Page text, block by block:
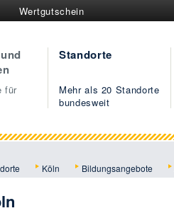
Wertgutschein
für
Standorte
Mehr als 20 Standorte
bundesweit
Köln Bildungsangebote